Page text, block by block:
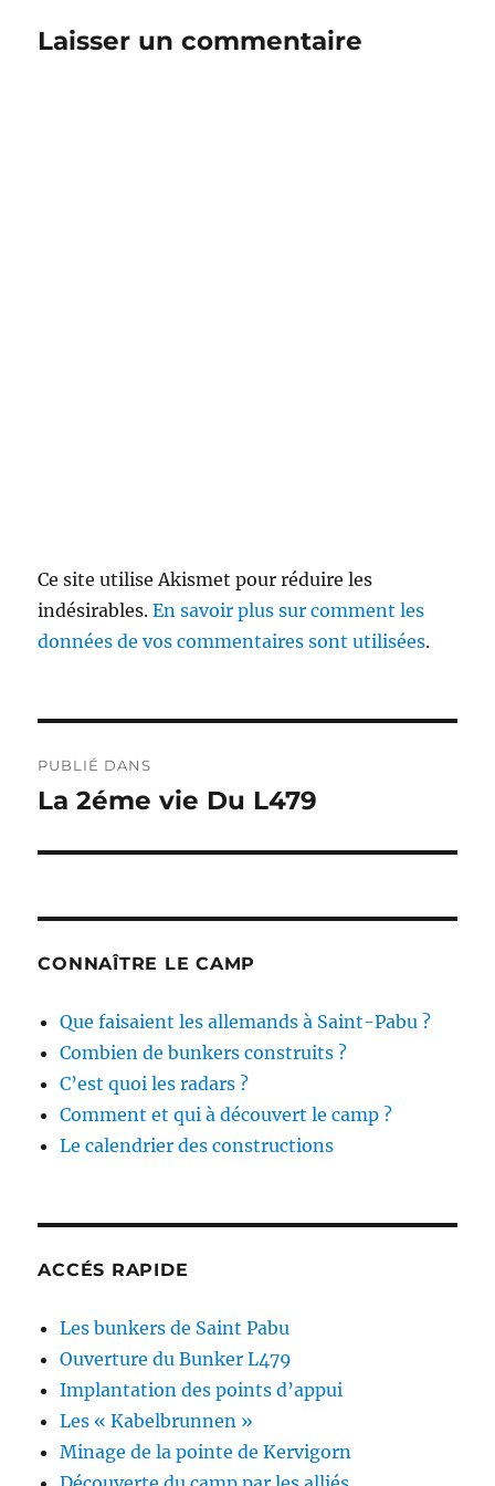
Laisser un commentaire
Ce site utilise Akismet pour réduire les
indésirables.En savoir plus sur comment les
données de vos commentaires sont utilisées.
de
PUBLIÉ DANS
La 2éme vie Du L479
CONNAÎTRE LE CAMP
Que faisaient les allemands à Saint-Pabu ?
Combien de bunkers construits ?
C’est quoi les radars ?
Comment et qui à découvert le camp ?
Le calendrier des constructions
ACCÉS RAPIDE
Les bunkers de Saint Pabu
Ouverture du Bunker L479
Implantation des points d’appui
Les « Kabelbrunnen »
Minage de la pointe de Kervigorn